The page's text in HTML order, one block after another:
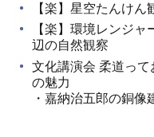
【楽】星空たんけん
【楽】環境レンジ
辺の自然観察
文化講演会 柔道っ
の魅力
・嘉納治五郎の銅